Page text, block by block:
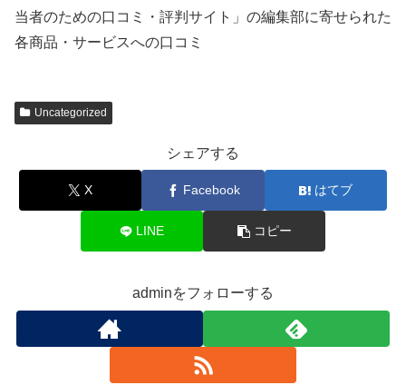
当者のための口コミ・評判サイト」の編集部に寄せられた
各商品・サービスへの口コミ
Uncategorized
シェアする
X Facebook はてブ
LINE コピー
adminをフォローする